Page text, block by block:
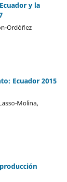
y la
Ordóñez
Ecuador 2015
Molina,